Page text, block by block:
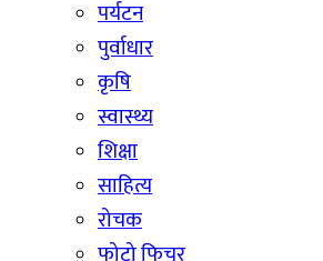
पर्यटन
पुर्वाधार
कृषि
स्वास्थ्य
शिक्षा
साहित्य
रोचक